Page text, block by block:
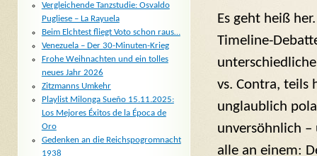
Es geht heiß
Timeline-
vs. Contra, teils
unglaublich
unversöhnlich –
alle an einem:
Vergleichende Tanzstudie: Osvaldo
Pugliese – La Rayuela
Beim Elchtest fliegt Voto schon raus…
Venezuela – Der 30-Minuten-Krieg
Frohe Weihnachten und ein tolles
neues Jahr 2026
Zitzmanns Umkehr
Playlist Milonga Sueño 15.11.2025:
Los Mejores Éxitos de la Época de
Oro
Gedenken an die Reichspogromnacht
1938